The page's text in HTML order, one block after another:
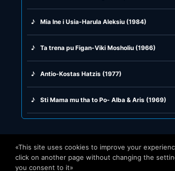
♪ Mia Ine i Usia-Harula Aleksiu (1984)
♪ Ta trena pu Figan-Viki Mosholiu (1966)
♪ Antio-Kostas Hatzis (1977)
♪ Sti Mama mu tha to Po- Alba & Aris (1969)
«This site uses cookies to improve your
click on another page without changing the
you consent to it»